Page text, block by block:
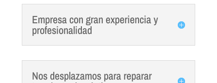
Empresa con gran experiencia y
profesionalidad
Nos desplazamos para reparar